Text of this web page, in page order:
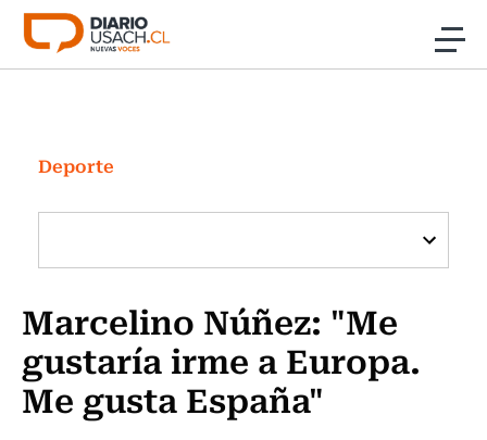
Click acá para ir directamente al contenido
Investigación
Cultura
Programas Radio y TV Usach
Deporte
Marcelino Núñez: "Me
gustaría irme a Europa.
Me gusta España"